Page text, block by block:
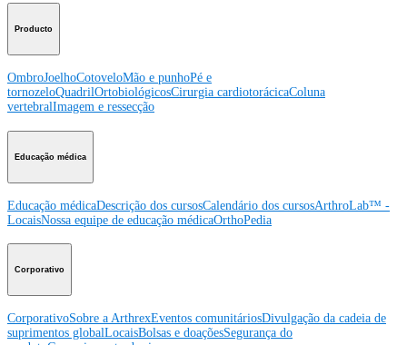
Producto
OmbroJoelhoCotoveloMão e punhoPé e
tornozeloQuadrilOrtobiológicosCirurgia cardiotorácicaColuna
vertebralImagem e ressecção
Educação médica
Educação médicaDescrição dos cursosCalendário dos cursosArthroLab™ -
LocaisNossa equipe de educação médicaOrthoPedia
Corporativo
CorporativoSobre a ArthrexEventos comunitáriosDivulgação da cadeia de
suprimentos globalLocaisBolsas e doaçõesSegurança do